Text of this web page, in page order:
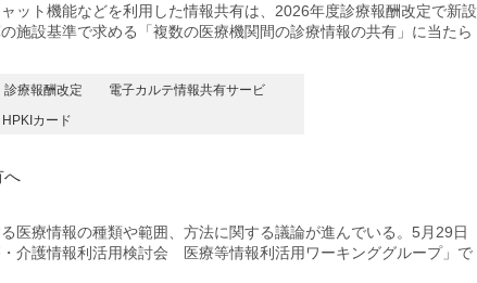
ット機能などを利用した情報共有は、2026年度診療報酬改定で新設
施設基準で求める「複数の医療機関間の診療情報の共有」に当たら
診療報酬改定
電子カルテ情報共有サービ
HPKIカード
へ
医療情報の種類や範囲、方法に関する議論が進んでいる。5月29日
介護情報利活用検討会 医療等情報利活用ワーキンググループ」で